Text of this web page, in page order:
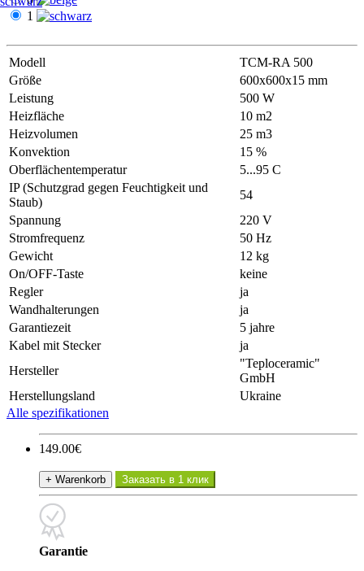
1
Modell
ТСМ-RA 500
Größe
600х600х15 mm
Leistung
500 W
Heizfläche
10 m2
Heizvolumen
25 m3
Konvektion
15 %
Oberflächentemperatur
5...95 С
IP (Schutzgrad gegen Feuchtigkeit und
Staub)
54
Spannung
220 V
Stromfrequenz
50 Hz
Gewicht
12 kg
On/OFF-Taste
keine
Regler
ja
Wandhalterungen
ja
Garantiezeit
5 jahre
Kabel mit Stecker
ja
Hersteller
"Teploceramic"
GmbH
Herstellungsland
Ukraine
Alle spezifikationen
149.00€
+ Warenkorb Заказать в 1 клик
Garantie